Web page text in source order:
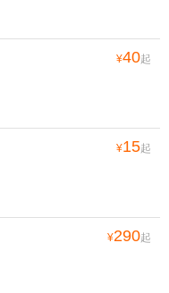
¥40起
¥15起
¥290起